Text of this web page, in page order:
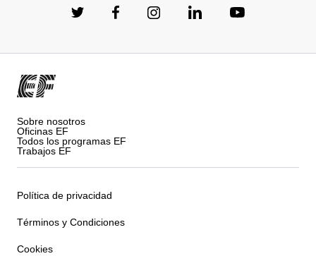
Sobre nosotros
Oficinas EF
Todos los programas EF
Trabajos EF
Política de privacidad
Términos y Condiciones
Cookies